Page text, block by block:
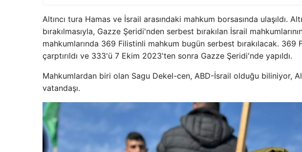
Altıncı tura Hamas ve İsrail arasındaki mahkum borsasında ulaşıldı.
bırakılmasıyla, Gazze Şeridi'nden serbest bırakılan İsrail
mahkumlarında 369 Filistinli mahkum bugün serbest bırakılacak.
çarptırıldı ve 333'ü 7 Ekim 2023'ten sonra Gazze Şeridi'nde yapıldı.
Mahkumlardan biri olan Sagu Dekel-cen, ABD-İsrail olduğu biliniyor,
vatandaşı.